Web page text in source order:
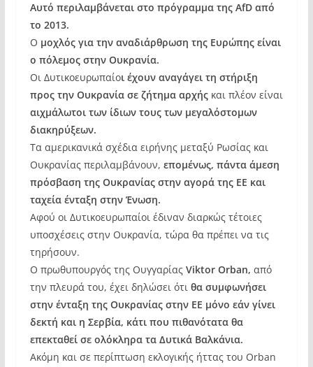
Αυτό περιλαμβάνεται στο πρόγραμμα της AfD από
το 2013.
Ο μοχλός για την αναδιάρθρωση της Ευρώπης είναι
ο πόλεμος στην Ουκρανία.
Οι Δυτικοευρωπαίοι έχουν αναγάγει τη στήριξη
προς την Ουκρανία σε ζήτημα αρχήςκαι πλέον είναι
αιχμάλωτοι των ίδιων τους των μεγαλόστομων
διακηρύξεων.
Τα αμερικανικά σχέδια ειρήνης μεταξύ Ρωσίας και
Ουκρανίας περιλαμβάνουν, επομένως, πάντα άμεση
πρόσβαση της Ουκρανίας στην αγορά της ΕΕ και
ταχεία ένταξη στην Ένωση.
Αφού οι Δυτικοευρωπαίοι έδιναν διαρκώς τέτοιες
υποσχέσεις στην Ουκρανία, τώρα θα πρέπει να τις
τηρήσουν.
Ο πρωθυπουργός της Ουγγαρίας Viktor Orban, από
την πλευρά του, έχει δηλώσει ότιθα συμφωνήσει
στην ένταξη της Ουκρανίας στην ΕΕ μόνο εάν γίνει
δεκτή και η Σερβία, κάτι που πιθανότατα θα
επεκταθεί σε ολόκληρα τα Δυτικά Βαλκάνια.
Ακόμη και σε περίπτωση εκλογικής ήττας του Orban